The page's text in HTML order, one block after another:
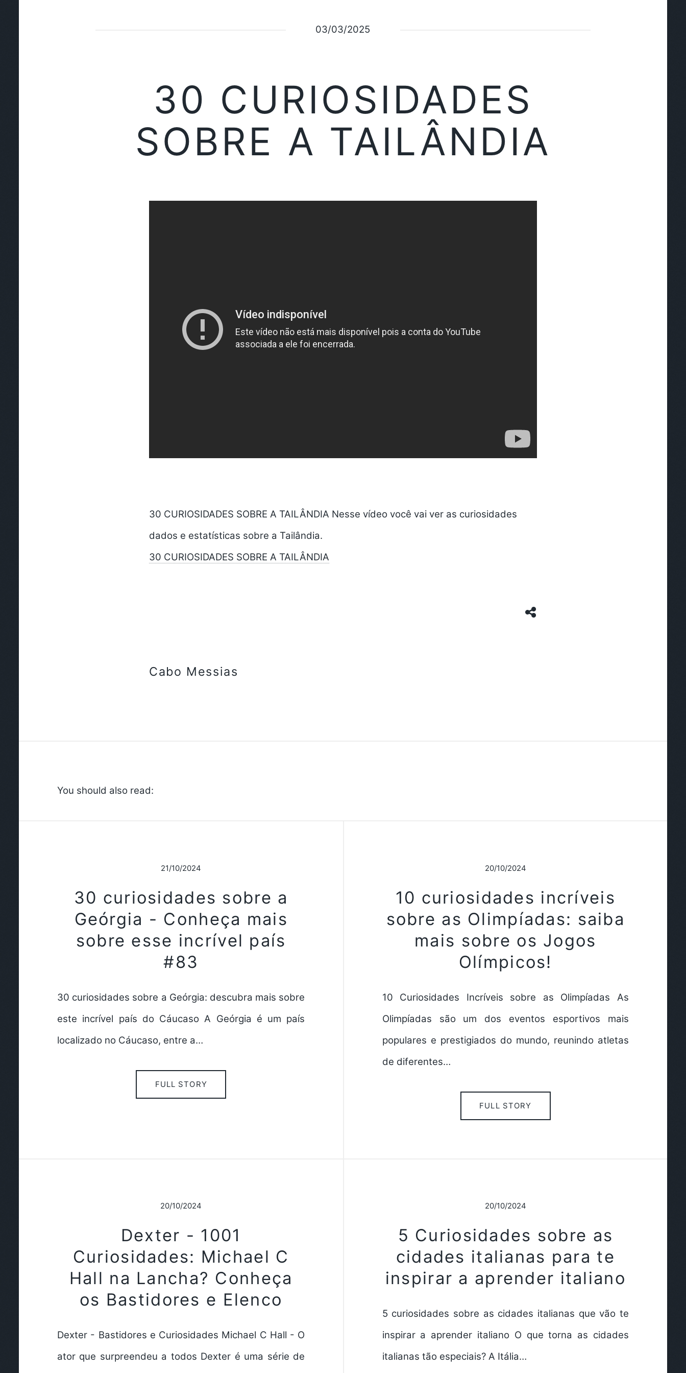
03/03/2025
30 CURIOSIDADES
SOBRE A TAILÂNDIA
30 CURIOSIDADES SOBRE A TAILÂNDIA Nesse vídeo você vai ver as curiosidades
dados e estatísticas sobre a Tailândia.
30 CURIOSIDADES SOBRE A TAILÂNDIA
Cabo Messias
You should also read:
21/10/2024
30 curiosidades sobre a
Geórgia - Conheça mais
sobre esse incrível país
#83
30 curiosidades sobre a Geórgia: descubra mais sobre
este incrível país do Cáucaso A Geórgia é um país
localizado no Cáucaso, entre a…
FULL STORY
20/10/2024
10 curiosidades incríveis
sobre as Olimpíadas: saiba
mais sobre os Jogos
Olímpicos!
10 Curiosidades Incríveis sobre as Olimpíadas As
Olimpíadas são um dos eventos esportivos mais
populares e prestigiados do mundo, reunindo atletas
de diferentes…
FULL STORY
20/10/2024
Dexter - 1001
Curiosidades: Michael C
Hall na Lancha? Conheça
os Bastidores e Elenco
Dexter - Bastidores e Curiosidades Michael C Hall - O
ator que surpreendeu a todos Dexter é uma série de
20/10/2024
5 Curiosidades sobre as
cidades italianas para te
inspirar a aprender italiano
5 curiosidades sobre as cidades italianas que vão te
inspirar a aprender italiano O que torna as cidades
italianas tão especiais? A Itália…